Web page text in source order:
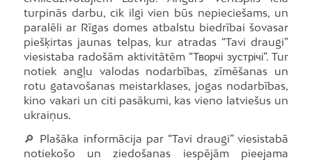
turpinās darbu, cik ilgi vien būs nepieciešams, un
paralēli ar Rīgas domes atbalstu biedrībai šovasar
piešķirtas jaunas telpas, kur atradas “Tavi draugi”
viesistaba radošām aktivitātēm “Творчі зустрічі”. Tur
notiek angļu valodas nodarbības, zīmēšanas un
rotu gatavošanas meistarklases, jogas nodarbības,
kino vakari un citi pasākumi, kas vieno latviešus un
ukraiņus.
🔎 Plašāka informācija par “Tavi draugi” viesistabā
notiekošo un ziedošanas iespējām pieejama